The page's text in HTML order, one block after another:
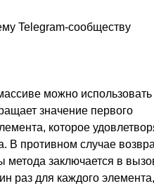
Telegram-сообществу
можно
значение первого
которое
В противном случае
метода заключается в
раз для каждого элемента,